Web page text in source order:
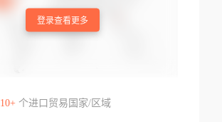
登录查看更多
10+个进口贸易国家/区域